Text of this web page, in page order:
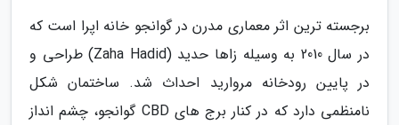
برجسته ترین اثر معماری مدرن در گوانجو خانه اپرا است که
در سال 2010 به وسیله زاها حدید (Zaha Hadid) طراحی و
در پایین رودخانه مروارید احداث شد. ساختمان شکل
نامنظمی دارد که در کنار برج های CBD گوانجو، چشم انداز